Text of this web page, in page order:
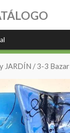
JARDÍN /3-3 Bazar